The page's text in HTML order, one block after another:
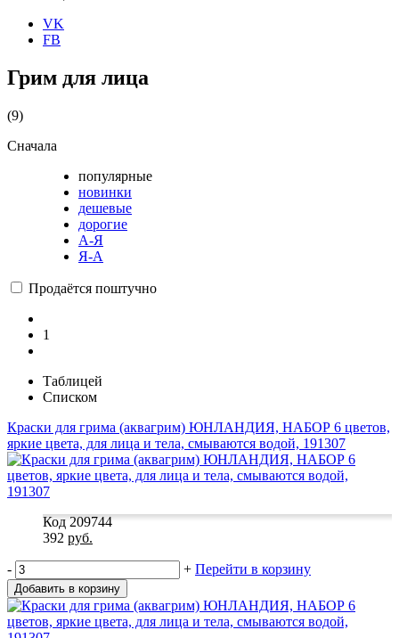
VK
FB
Грим для лица
(9)
Сначала
популярные
новинки
дешевые
дорогие
А-Я
Я-А
Продаётся поштучно
1
Таблицей
Списком
Краски для грима (аквагрим) ЮНЛАНДИЯ, НАБОР 6 цветов,
яркие цвета, для лица и тела, смываются водой, 191307
Код 209744
392 руб.
- + Перейти в корзину
Добавить в корзину